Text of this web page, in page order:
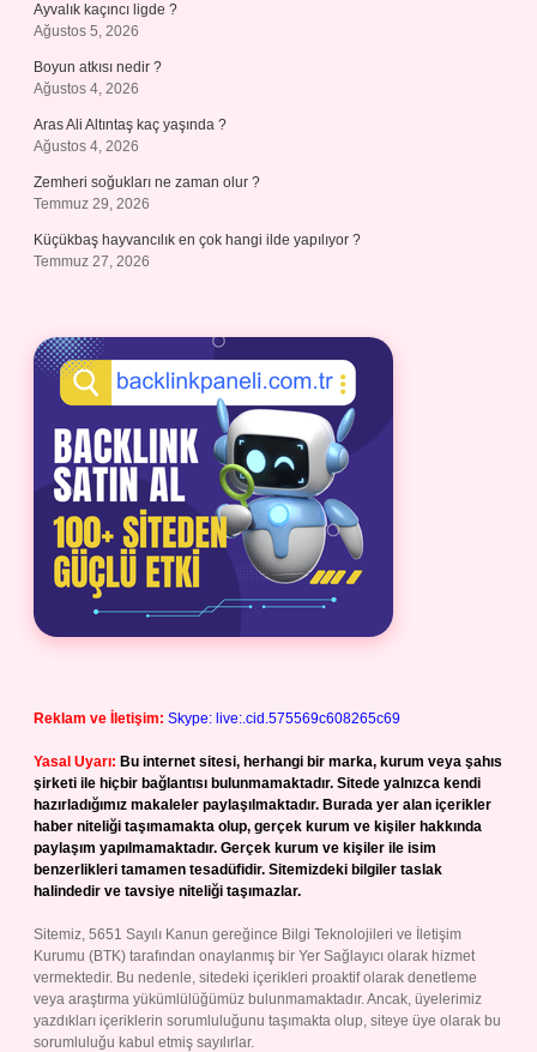
Ayvalık kaçıncı ligde ?
Ağustos 5, 2026
Boyun atkısı nedir ?
Ağustos 4, 2026
Aras Ali Altıntaş kaç yaşında ?
Ağustos 4, 2026
Zemheri soğukları ne zaman olur ?
Temmuz 29, 2026
Küçükbaş hayvancılık en çok hangi ilde yapılıyor ?
Temmuz 27, 2026
Reklam ve İletişim: Skype: live:.cid.575569c608265c69
Yasal Uyarı: Bu internet sitesi, herhangi bir marka, kurum veya şahıs
şirketi ile hiçbir bağlantısı bulunmamaktadır. Sitede yalnızca kendi
hazırladığımız makaleler paylaşılmaktadır. Burada yer alan içerikler
haber niteliği taşımamakta olup, gerçek kurum ve kişiler hakkında
paylaşım yapılmamaktadır. Gerçek kurum ve kişiler ile isim
benzerlikleri tamamen tesadüfidir. Sitemizdeki bilgiler taslak
halindedir ve tavsiye niteliği taşımazlar.
Sitemiz, 5651 Sayılı Kanun gereğince Bilgi Teknolojileri ve İletişim
Kurumu (BTK) tarafından onaylanmış bir Yer Sağlayıcı olarak hizmet
vermektedir. Bu nedenle, sitedeki içerikleri proaktif olarak denetleme
veya araştırma yükümlülüğümüz bulunmamaktadır. Ancak, üyelerimiz
yazdıkları içeriklerin sorumluluğunu taşımakta olup, siteye üye olarak bu
sorumluluğu kabul etmiş sayılırlar.